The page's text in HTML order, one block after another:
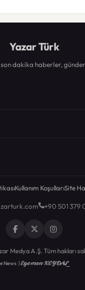
Yazar Türk
dakika haberler,
Kullanım KoşullarıSite
+90 501 379
Medya A.Ş. Tüm hakları
eNews |Egemen KEYDAL